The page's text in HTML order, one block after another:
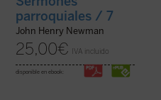
parroquiales / 7
John Henry Newman
25,00€ IVA incluido
disponible en ebook: